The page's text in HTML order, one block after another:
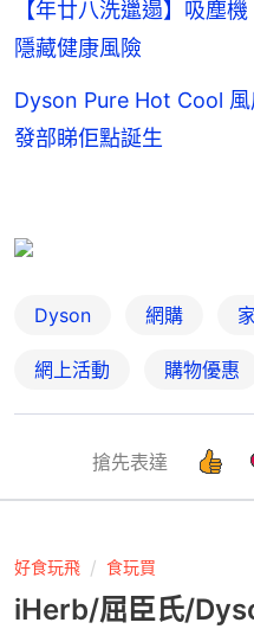
【年廿八洗邋遢】吸塵
隱藏健康風險
Dyson Pure Hot Cool
發部睇佢點誕生
Dyson 網購
網上活動 購物優惠
搶先表達
好食玩飛 食玩買
iHerb/屈臣氏/